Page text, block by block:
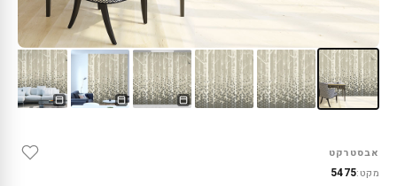
אבסטרקט
מקט:5475